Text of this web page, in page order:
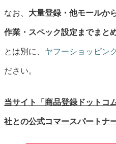
なお、 大量登録・他モールか
作業・スペック設定までまと
とは別に、 ヤフーショッピン
ださい。
当サイト「商品登録ドットコ
社との公式コマースパートナ